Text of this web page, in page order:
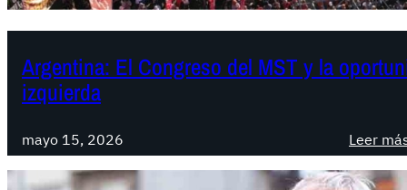
Argentina: El Congreso del MST y la
izquierda
mayo 15, 2026 Leer